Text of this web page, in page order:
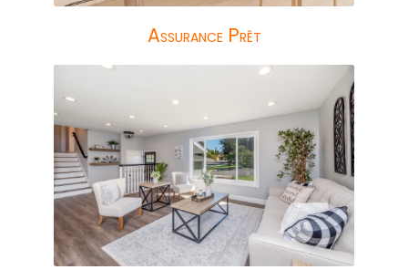
Assurance Prêt